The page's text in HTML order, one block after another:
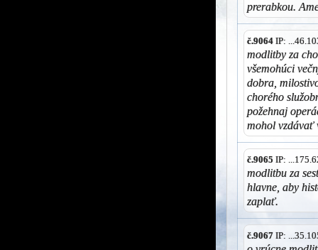
prerabkou.
č.9064 IP:
modlitby za
všemohúci
dobra,
chorého
požehnaj
mohol vzdávať
č.9065 IP:
modlitbu za
hlavne, aby
zaplať.
č.9067 IP: